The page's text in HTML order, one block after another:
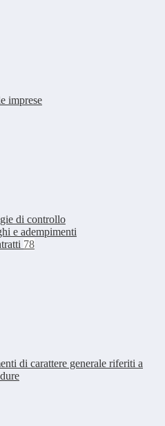
imprese
di controllo
e adempimenti
78
di carattere generale riferiti a